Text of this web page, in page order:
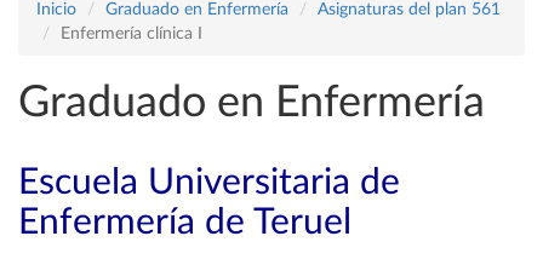
Inicio Graduado en Enfermería
Asignaturas del plan 561
Enfermería clínica I
Graduado en Enfermería
Escuela Universitaria de
Enfermería de Teruel